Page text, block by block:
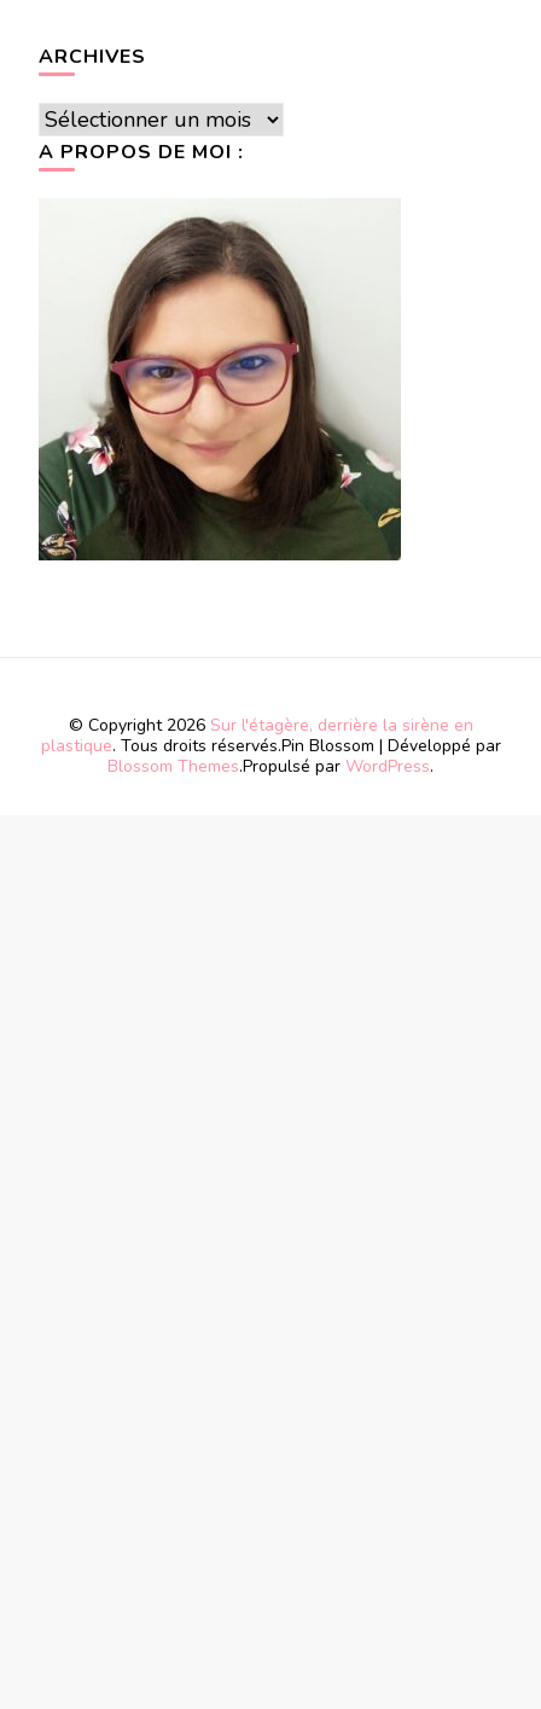
ARCHIVES
Archives
A PROPOS DE MOI :
© Copyright 2026 Sur l'étagère, derrière la sirène en
plastique. Tous droits réservés.Pin Blossom | Développé par
Blossom Themes.Propulsé par WordPress.